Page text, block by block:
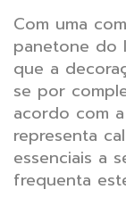
Com uma
panetone do
que a
se por
acordo com a
representa
essenciais a
frequenta